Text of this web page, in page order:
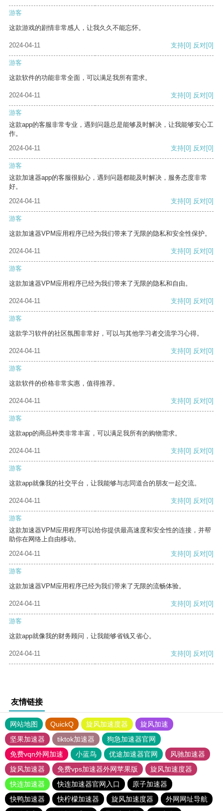
游客
这款游戏的剧情非常感人，让我久久不能忘怀。
2024-04-11 支持[0] 反对[0]
游客
这款软件的功能非常全面，可以满足我所有需求。
2024-04-11 支持[0] 反对[0]
游客
这款app的客服非常专业，遇到问题总是能够及时解决，让我能够安心工
作。
2024-04-11
支持[0] 反对[0]
游客
这款加速器app的客服很贴心，遇到问题都能及时解决，服务态度非常
好。
2024-04-11
支持[0] 反对[0]
游客
这款加速器VPM应用程序已经为我们带来了无限的隐私和安全性保护。
2024-04-11 支持[0] 反对[0]
游客
这款加速器VPM应用程序已经为我们带来了无限的隐私和自由。
2024-04-11 支持[0] 反对[0]
游客
这款学习软件的社区氛围非常好，可以与其他学习者交流学习心得。
2024-04-11 支持[0] 反对[0]
游客
这款软件的价格非常实惠，值得推荐。
2024-04-11 支持[0] 反对[0]
游客
这款app的商品种类非常丰富，可以满足我所有的购物需求。
2024-04-11 支持[0] 反对[0]
游客
这款app就像我的社交平台，让我能够与志同道合的朋友一起交流。
2024-04-11 支持[0] 反对[0]
游客
这款加速器VPM应用程序可以给你提供最高速度和安全性的连接，并帮
助你在网络上自由移动。
2024-04-11
支持[0] 反对[0]
游客
这款加速器VPM应用程序已经为我们带来了无限的流畅体验。
2024-04-11 支持[0] 反对[0]
游客
这款app就像我的财务顾问，让我能够省钱又省心。
2024-04-11 支持[0] 反对[0]
友情链接
网站地图 QuickQ 旋风加速度器
旋风加速
坚果加速器
tiktok加速器
狗急加速器官网
免费vqn外网加速
小蓝鸟 优途加速器官网
风驰加速器
旋风加速器
免费vps加速器外网苹果版
旋风加速度器
快连加速器
快连加速器官网入口
原子加速器
快鸭加速器
快柠檬加速器 旋风加速度器
外网网址导航